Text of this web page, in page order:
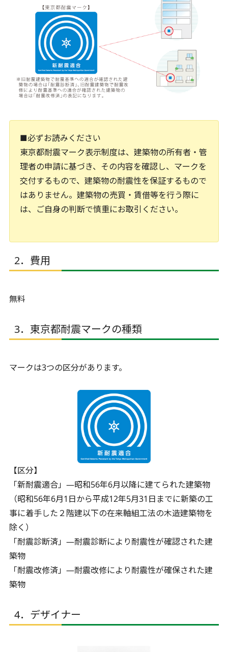
■必ずお読みください
東京都耐震マーク表示制度は、建築物の所有者・管
理者の申請に基づき、その内容を確認し、マークを
交付するもので、建築物の耐震性を保証するもので
はありません。建築物の売買・賃借等を行う際に
は、ご自身の判断で慎重にお取引ください。
2．費用
無料
3．東京都耐震マークの種類
マークは3つの区分があります。
【区分】
「新耐震適合」―昭和56年6月以降に建てられた建築物
（昭和56年6月1日から平成12年5月31日までに新築の工
事に着手した２階建以下の在来軸組工法の木造建築物を
除く）
「耐震診断済」―耐震診断により耐震性が確認された建
築物
「耐震改修済」―耐震改修により耐震性が確保された建
築物
4．デザイナー